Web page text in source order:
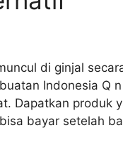
di ginjal
Indonesia Q
Dapatkan produk
bayar setelah